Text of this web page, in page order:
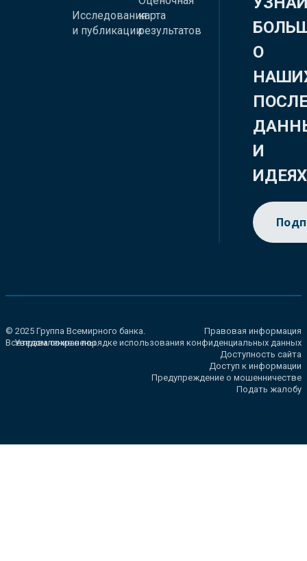
Исследования
и публикации
карта
результатов
О
И
ИДЕЯХ
© 2025 Группа Всемирного банка.
Все права сохранены.
Правовая информация
Уведомление о порядке использования конфиденциальных данных
Доступность сайта
Доступ к информации
Предупреждение о мошенничестве
Подать жалобу